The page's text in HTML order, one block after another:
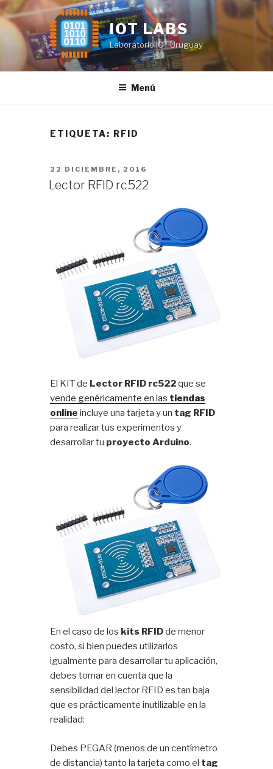
Saltar
al
contenido
IOT LABS
Laboratorio IOT Uruguay
Menú
ETIQUETA: RFID
PUBLICADO
EL
22 DICIEMBRE, 2016
Lector RFID rc522
El KIT de Lector RFID rc522que se
vende genéricamente en las tiendas
online incluye una tarjeta y un tag RFID
para realizar tus experimentos y
desarrollar tu proyecto Arduino.
En el caso de los kits RFIDde menor
costo, si bien puedes utilizarlos
igualmente para desarrollar tu aplicación,
debes tomar en cuenta que la
sensibilidad del lector RFID es tan baja
que es prácticamente inutilizable en la
realidad:
Debes PEGAR (menos de un centímetro
de distancia) tanto la tarjeta como el tag